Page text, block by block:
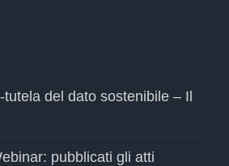
tutela del dato sostenibile – Il
pubblicati gli atti